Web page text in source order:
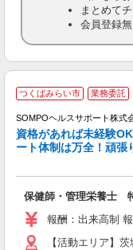
まとめて
会員登録
つくばみらい市 業務委託
SOMPOヘルスサポート株
資格があれば未経験
ート体制は万全！頑張
保健師・管理栄養士
報酬：出来高制
【活動エリア】